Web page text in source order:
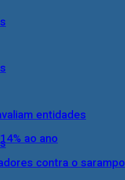
entidades
ao ano
contra o sarampo